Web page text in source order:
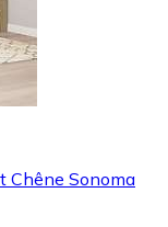
Chêne Sonoma